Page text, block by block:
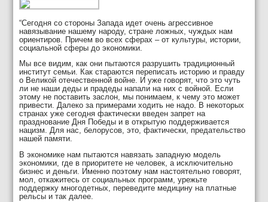
“Сегодня со стороны Запада идет очень агрессивное
навязывание нашему народу, стране ложных, чуждых нам
ориентиров. Причем во всех сферах – от культуры, истории,
социальной сферы до экономики.
Мы все видим, как они пытаются разрушить традиционный
институт семьи. Как стараются переписать историю и правду
о Великой отечественной войне. И уже говорят, что это чуть
ли не наши деды и прадеды напали на них с войной. Если
этому не поставить заслон, мы понимаем, к чему это может
привести. Далеко за примерами ходить не надо. В некоторых
странах уже сегодня фактически введен запрет на
празднование Дня Победы и в открытую поддерживается
нацизм. Для нас, белорусов, это, фактически, предательство
нашей памяти.
В экономике нам пытаются навязать западную модель
экономики, где в приоритете не человек, а исключительно
бизнес и деньги. Именно поэтому нам настоятельно говорят,
мол, откажитесь от социальных программ, урежьте
поддержку многодетных, переведите медицину на платные
рельсы и так далее.